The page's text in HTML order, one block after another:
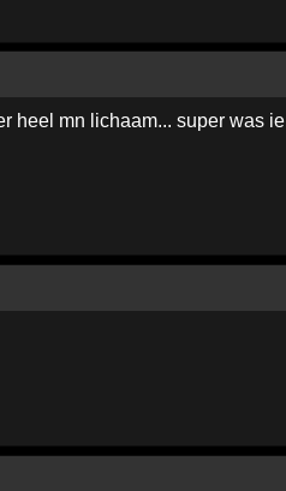
heel mn lichaam... super was ie